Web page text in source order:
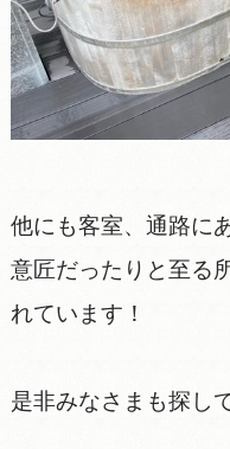
他にも客室、通路に
意匠だったりと至る
れています！
是非みなさまも探し